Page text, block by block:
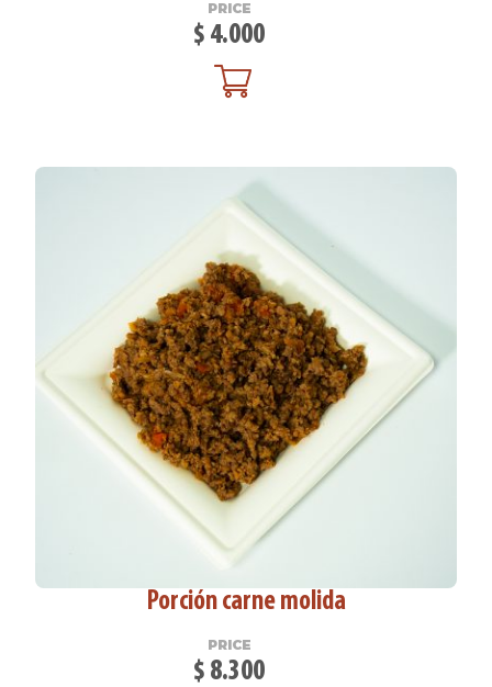
PRICE
$ 4.000
Porción carne molida
PRICE
$ 8.300